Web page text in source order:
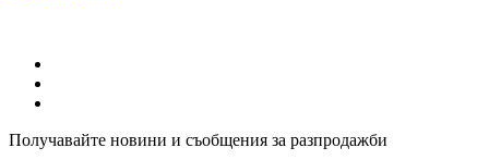
Получавайте новини и съобщения за разпродажби